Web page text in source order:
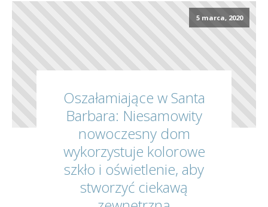
5 marca, 2020
Oszałamiające w Santa
Barbara: Niesamowity
nowoczesny dom
wykorzystuje kolorowe
szkło i oświetlenie, aby
stworzyć ciekawą